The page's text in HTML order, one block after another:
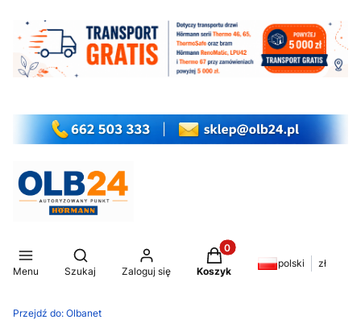
Menu
Otwórz wyszukiwarkę
Szukaj Zaloguj się
Produkty w koszyku: 0.
Koszyk
polski zł
Przejdź do: Olbanet